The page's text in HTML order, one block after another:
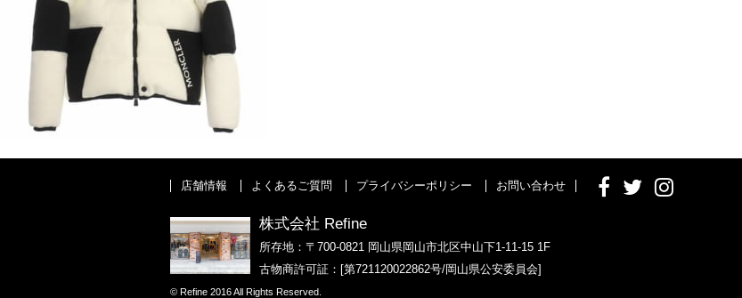
店舗情報 よくあるご質問 プライバシーポリシー お問い合わせ
株式会社 Refine
所存地：〒700-0821 岡山県岡山市北区中山下1-11-15 1F
古物商許可証：[第721120022862号/岡山県公安委員会]
© Refine 2016 All Rights Reserved.